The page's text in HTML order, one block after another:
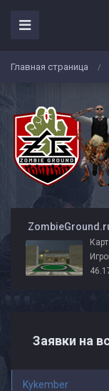
Главная страница /
Заявки на
Kykember